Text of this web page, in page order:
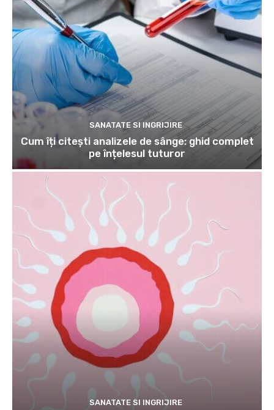
SANATATE SI INGRIJIRE
Cum îți citești analizele de sânge: ghid complet
pe înțelesul tuturor
SANATATE SI INGRIJIRE